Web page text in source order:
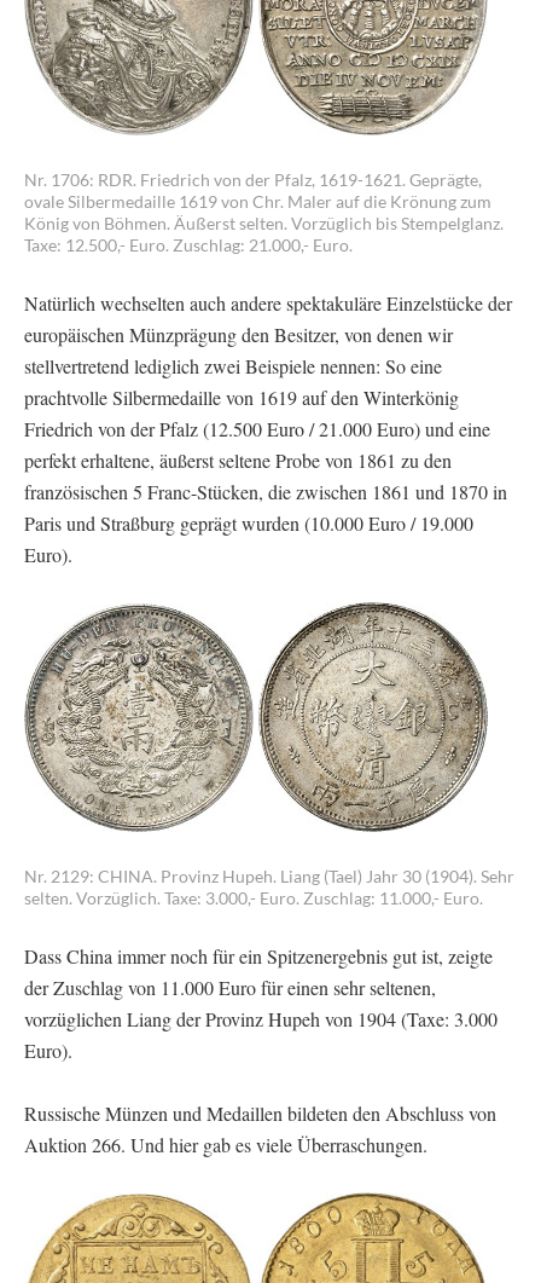
Nr. 1706: RDR. Friedrich von der Pfalz, 1619-1621. Geprägte,
ovale Silbermedaille 1619 von Chr. Maler auf die Krönung zum
König von Böhmen. Äußerst selten. Vorzüglich bis Stempelglanz.
Taxe: 12.500,- Euro. Zuschlag: 21.000,- Euro.
Natürlich wechselten auch andere spektakuläre Einzelstücke der
europäischen Münzprägung den Besitzer, von denen wir
stellvertretend lediglich zwei Beispiele nennen: So eine
prachtvolle Silbermedaille von 1619 auf den Winterkönig
Friedrich von der Pfalz (12.500 Euro / 21.000 Euro) und eine
perfekt erhaltene, äußerst seltene Probe von 1861 zu den
französischen 5 Franc-Stücken, die zwischen 1861 und 1870 in
Paris und Straßburg geprägt wurden (10.000 Euro / 19.000
Euro).
Nr. 2129: CHINA. Provinz Hupeh. Liang (Tael) Jahr 30 (1904). Sehr
selten. Vorzüglich. Taxe: 3.000,- Euro. Zuschlag: 11.000,- Euro.
Dass China immer noch für ein Spitzenergebnis gut ist, zeigte
der Zuschlag von 11.000 Euro für einen sehr seltenen,
vorzüglichen Liang der Provinz Hupeh von 1904 (Taxe: 3.000
Euro).
Russische Münzen und Medaillen bildeten den Abschluss von
Auktion 266. Und hier gab es viele Überraschungen.